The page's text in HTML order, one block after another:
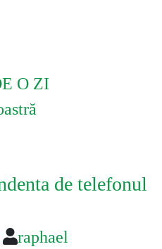
O ZI
de telefonul
raphael